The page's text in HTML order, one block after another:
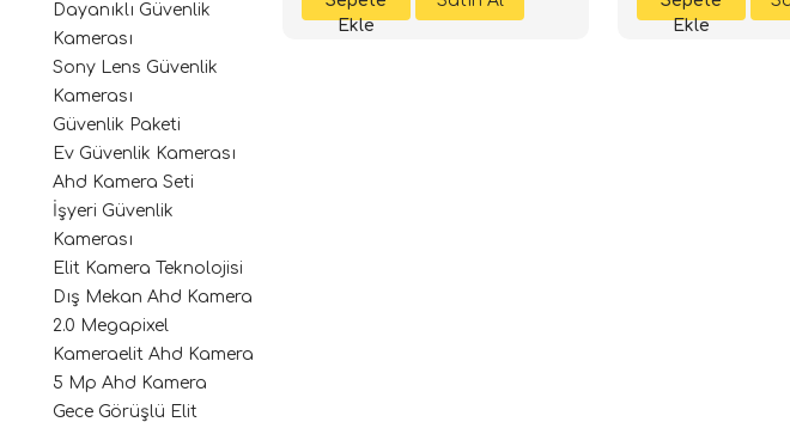
Dayanıklı Güvenlik
Kamerası
Sony Lens Güvenlik
Kamerası
Güvenlik Paketi
Ev Güvenlik Kamerası
Ahd Kamera Seti
İşyeri Güvenlik
Kamerası
Elit Kamera Teknolojisi
Dış Mekan Ahd Kamera
2.0 Megapixel
Kameraelit Ahd Kamera
5 Mp Ahd Kamera
Gece Görüşlü Elit